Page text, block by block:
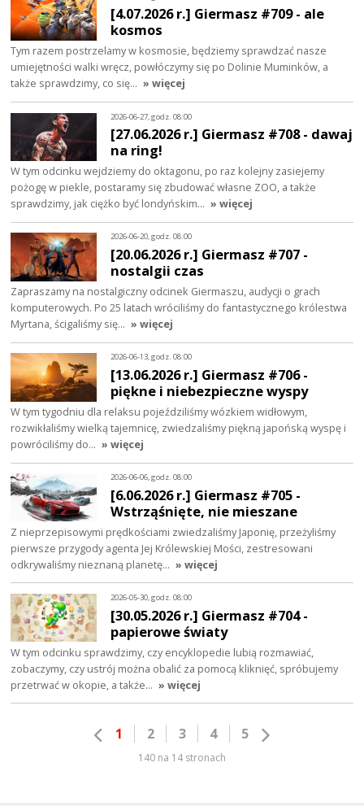
[4.07.2026 r.] Giermasz #709 - ale
kosmos
Tym razem postrzelamy w kosmosie, będziemy sprawdzać nasze
umiejętności walki wręcz, powłóczymy się po Dolinie Muminków, a
także sprawdzimy, co się… » więcej
2026-06-27, godz. 08:00
[27.06.2026 r.] Giermasz #708 - dawaj
na ring!
W tym odcinku wejdziemy do oktagonu, po raz kolejny zasiejemy
pożogę w piekle, postaramy się zbudować własne ZOO, a także
sprawdzimy, jak ciężko być londyńskim… » więcej
2026-06-20, godz. 08:00
[20.06.2026 r.] Giermasz #707 -
nostalgii czas
Zapraszamy na nostalgiczny odcinek Giermaszu, audycji o grach
komputerowych. Po 25 latach wróciliśmy do fantastycznego królestwa
Myrtana, ścigaliśmy się… » więcej
2026-06-13, godz. 08:00
[13.06.2026 r.] Giermasz #706 -
piękne i niebezpieczne wyspy
W tym tygodniu dla relaksu pojeździliśmy wózkiem widłowym,
rozwikłaliśmy wielką tajemnicę, zwiedzaliśmy piękną japońską wyspę i
powróciliśmy do… » więcej
2026-06-06, godz. 08:00
[6.06.2026 r.] Giermasz #705 -
Wstrząśnięte, nie mieszane
Z nieprzepisowymi prędkościami zwiedzaliśmy Japonię, przeżyliśmy
pierwsze przygody agenta Jej Królewskiej Mości, zestresowani
odkrywaliśmy nieznaną planetę… » więcej
2026-05-30, godz. 08:00
[30.05.2026 r.] Giermasz #704 -
papierowe światy
W tym odcinku sprawdzimy, czy encyklopedie lubią rozmawiać,
zobaczymy, czy ustrój można obalić za pomocą kliknięć, spróbujemy
przetrwać w okopie, a także… » więcej
1 2 3 4 5
140 na 14 stronach